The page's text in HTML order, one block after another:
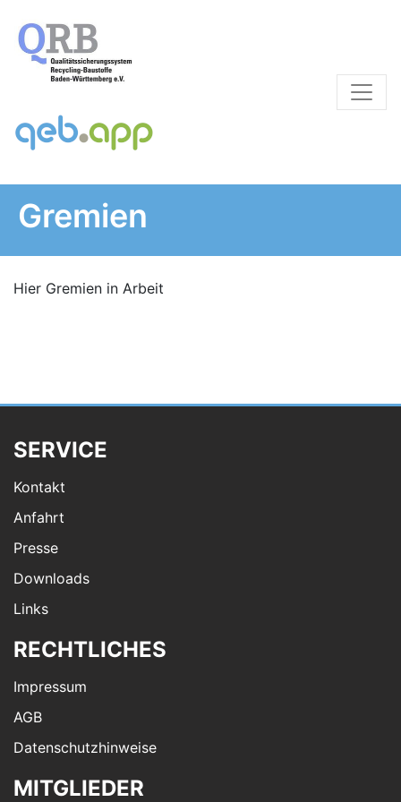
Gremien
Hier Gremien in Arbeit
SERVICE
Kontakt
Anfahrt
Presse
Downloads
Links
RECHTLICHES
Impressum
AGB
Datenschutzhinweise
MITGLIEDER